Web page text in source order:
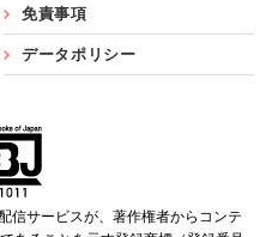
免責事項
データポリシー
信サービスが、著作権者からコンテ